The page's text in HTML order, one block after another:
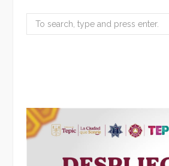
Search
for: